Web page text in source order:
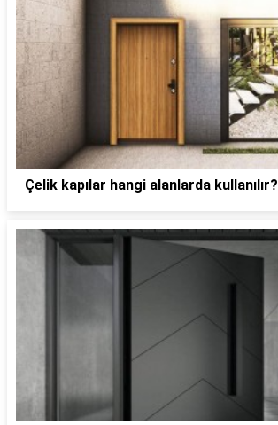
Çelik kapılar hangi alanlarda kullanılır?